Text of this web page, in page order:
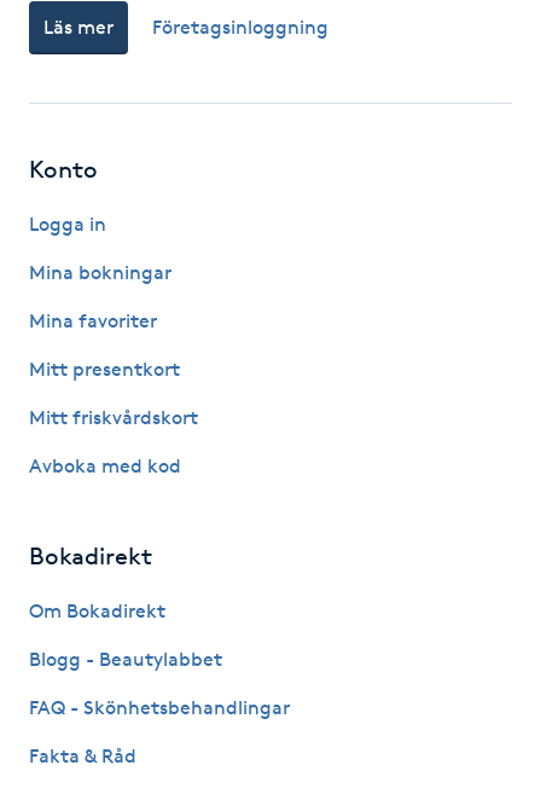
Klippning
Klippning ungdom
Koppningsmassage
Kostrådgivning
Käkledsbehandling
Läs mer Företagsinloggning
Konto
Logga in
Mina bokningar
Mina favoriter
Mitt presentkort
Mitt friskvårdskort
Avboka med kod
Bokadirekt
Om Bokadirekt
Blogg - Beautylabbet
FAQ - Skönhetsbehandlingar
Fakta & Råd